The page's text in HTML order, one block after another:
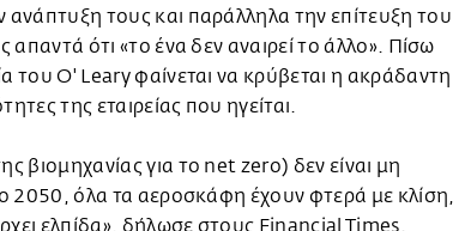
ανάπτυξη τους και παράλληλα την επίτευξη του
απαντά ότι «το ένα δεν αναιρεί το άλλο». Πίσω
του O' Leary φαίνεται να κρύβεται η ακράδαντη
της εταιρείας που ηγείται.
βιομηχανίας για το net zero) δεν είναι μη
2050, όλα τα αεροσκάφη έχουν φτερά με κλίση,
ελπίδα», δήλωσε στους Financial Times.